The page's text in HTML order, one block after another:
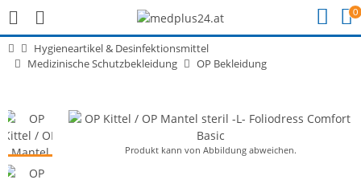
0
Hygieneartikel & Desinfektionsmittel
Medizinische Schutzbekleidung
OP Bekleidung
Produkt kann von Abbildung abweichen.